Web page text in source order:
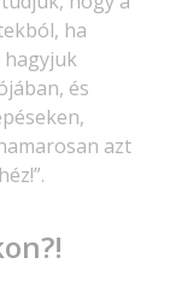
ha
hagyjuk
és
azt